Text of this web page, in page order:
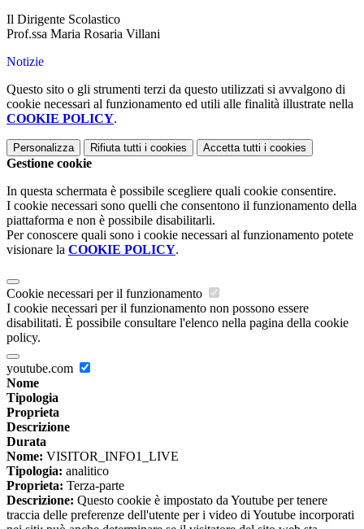
Il Dirigente Scolastico
Prof.ssa Maria Rosaria Villani
Notizie
Questo sito o gli strumenti terzi da questo utilizzati si avvalgono di
cookie necessari al funzionamento ed utili alle finalità illustrate nella
COOKIE POLICY.
Personalizza Rifiuta tutti i cookies Accetta tutti i cookies
Gestione cookie
In questa schermata è possibile scegliere quali cookie consentire.
I cookie necessari sono quelli che consentono il funzionamento della
piattaforma e non è possibile disabilitarli.
Per conoscere quali sono i cookie necessari al funzionamento potete
visionare la COOKIE POLICY.
Cookie necessari per il funzionamento
I cookie necessari per il funzionamento non possono essere
disabilitati. È possibile consultare l'elenco nella pagina della cookie
policy.
youtube.com
Nome
Tipologia
Proprieta
Descrizione
Durata
Nome: VISITOR_INFO1_LIVE
Tipologia: analitico
Proprieta: Terza-parte
Descrizione: Questo cookie è impostato da Youtube per tenere
traccia delle preferenze dell'utente per i video di Youtube incorporati